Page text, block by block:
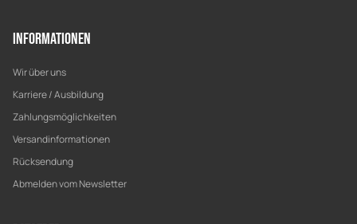
Informationen
Wir über uns
Karriere / Ausbildung
Zahlungsmöglichkeiten
Versandinformationen
Rücksendung
Abmelden vom Newsletter